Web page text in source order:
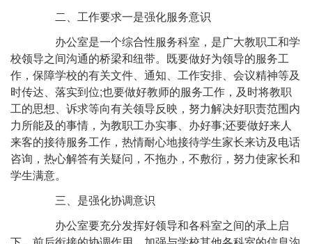
二、工作要求一是强化服务意识
办公室是一个综合性服务科室，是广大教职工和学
校领导之间沟通的桥梁和纽带。既要做好为领导的服务工
作，保障学校的有关文件、通知、工作安排、会议精神等及
时传达、落实到位;也要做好教师的服务工作，及时将教职
工的思想、诉求等向有关领导反映，努力解决好职责范围内
力所能及的事情，为教职工办实事、办好事;还要做好来人
来客的接待服务工作，热情耐心地接待学生家长来访及电话
咨询，热心解答有关疑问，不拖办，不敷衍，努力使家长和
学生满意。
三、是强化协调意识
办公室要充分发挥好领导和各科室之间的承上启